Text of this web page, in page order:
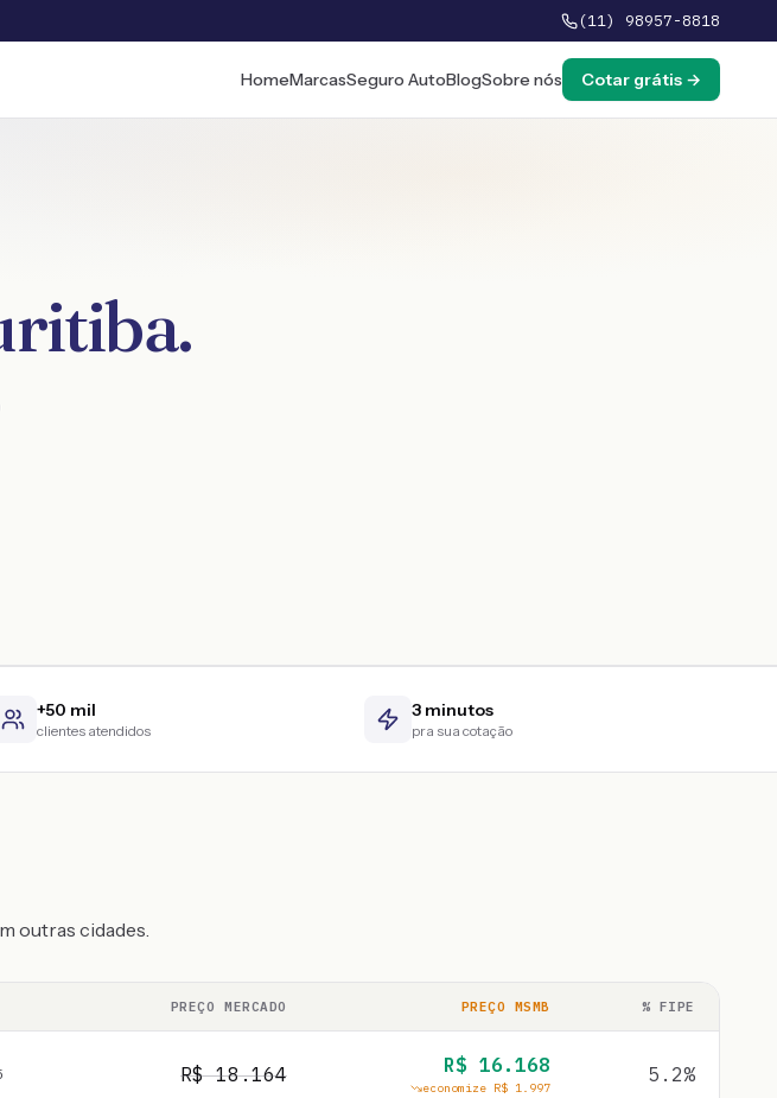
(11) 98957-8818
HomeMarcasSeguro AutoBlogSobre nós Cotar grátis →
.
+50 mil
clientes atendidos
3 minutos
pra sua cotação
outras cidades.
PREÇO MERCADO PREÇO MSMB % FIPE
R$18.164 R$ 16.168
economize R$ 1.997
5.2%